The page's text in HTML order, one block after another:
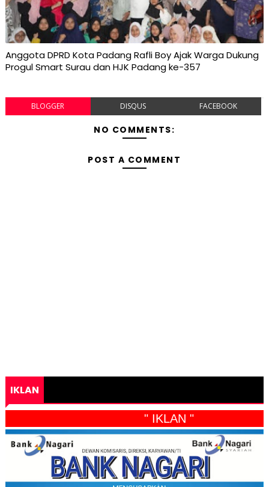
Anggota DPRD Kota Padang Rafli Boy Ajak Warga Dukung
Progul Smart Surau dan HJK Padang ke-357
BLOGGER DISQUS FACEBOOK
NO COMMENTS:
POST A COMMENT
IKLAN
" IKLAN "